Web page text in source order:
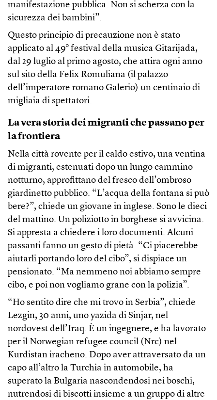
manifestazione pubblica. Non si scherza con la
sicurezza dei bambini”.
Questo principio di precauzione non è stato
applicato al 49° festival della musica Gitarijada,
dal 29 luglio al primo agosto, che attira ogni anno
sul sito della Felix Romuliana (il palazzo
dell’imperatore romano Galerio) un centinaio di
migliaia di spettatori.
La vera storia dei migranti che passano per
la frontiera
Nella città rovente per il caldo estivo, una ventina
di migranti, estenuati dopo un lungo cammino
notturno, approfittano del fresco dell’ombroso
giardinetto pubblico. “L’acqua della fontana si può
bere?”, chiede un giovane in inglese. Sono le dieci
del mattino. Un poliziotto in borghese si avvicina.
Si appresta a chiedere i loro documenti. Alcuni
passanti fanno un gesto di pietà. “Ci piacerebbe
aiutarli portando loro del cibo”, si dispiace un
pensionato. “Ma nemmeno noi abbiamo sempre
cibo, e poi non vogliamo grane con la polizia”.
“Ho sentito dire che mi trovo in Serbia”, chiede
Lezgin, 30 anni, uno yazida di Sinjar, nel
nordovest dell’Iraq. È un ingegnere, e ha lavorato
per il Norwegian refugee council (Nrc) nel
Kurdistan iracheno. Dopo aver attraversato da un
capo all’altro la Turchia in automobile, ha
superato la Bulgaria nascondendosi nei boschi,
nutrendosi di biscotti insieme a un gruppo di altre